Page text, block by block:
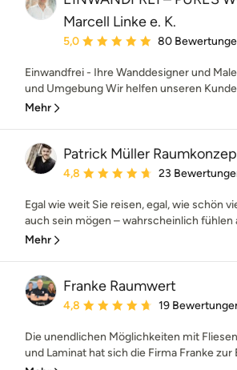
Marcell Linke e. K.
Durchschnittliche Bewertung: 5
5,0 80
Einwandfrei - Ihre Wanddesigner und
und Umgebung Wir helfen unseren
Mehr
Patrick Müller
Durchschnittliche Bewertung: 4.8
4,8 23
Egal wie weit Sie reisen, egal, wie schön
auch sein mögen – wahrscheinlich fühlen
Mehr
Franke Raumwert
Durchschnittliche Bewertung: 4.8
4,8 19
Die unendlichen Möglichkeiten mit
und Laminat hat sich die Firma Franke zur